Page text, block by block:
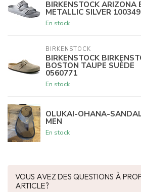
BIRKENSTOCK ARIZONA
METALLIC SILVER
En stock
BIRKENSTOCK
BIRKENSTOCK
BOSTON TAUPE SUÈDE
0560771
En stock
OLUKAI-OHANA-
MEN
En stock
VOUS AVEZ DES QUESTIONS À
ARTICLE?